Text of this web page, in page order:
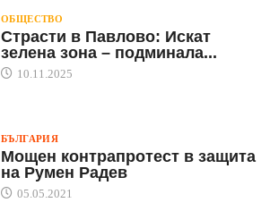
ОБЩЕСТВО
Страсти в Павлово: Искат
зелена зона – подминала...
10.11.2025
БЪЛГАРИЯ
Мощен контрапротест в защита
на Румен Радев
05.05.2021